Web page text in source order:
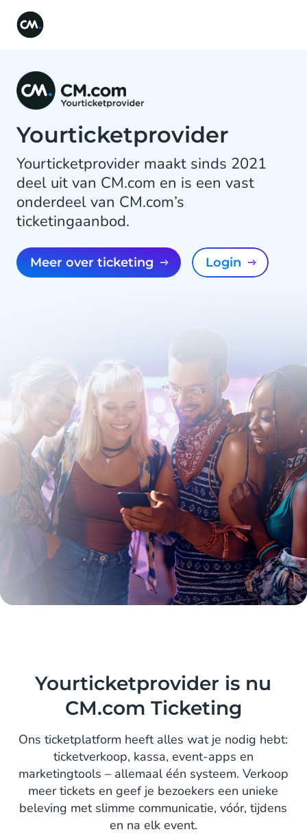
Yourticketprovider
Yourticketprovider maakt sinds 2021
deel uit van CM.com en is een vast
onderdeel van CM.com’s
ticketingaanbod.
Meer over ticketing Login
Yourticketprovider is nu
CM.com Ticketing
Ons ticketplatform heeft alles wat je nodig hebt:
ticketverkoop, kassa, event-apps en
marketingtools – allemaal één systeem. Verkoop
meer tickets en geef je bezoekers een unieke
beleving met slimme communicatie, vóór, tijdens
en na elk event.